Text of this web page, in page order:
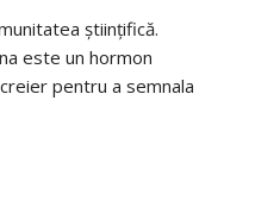
științifică.
este un hormon
pentru a semnala